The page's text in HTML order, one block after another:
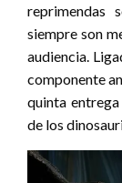
reprimendas
siempre son
audiencia.
componente
quinta
de los